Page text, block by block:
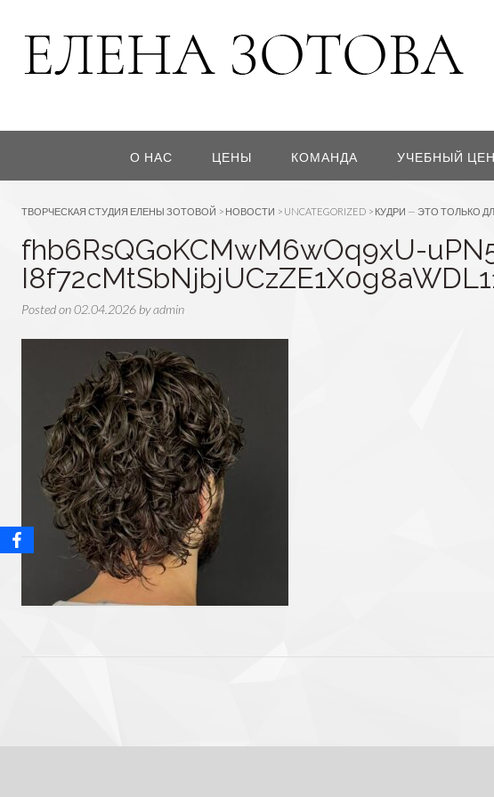
О НАС ЦЕНЫ КОМАНДА УЧЕБНЫЙ
ТВОРЧЕСКАЯ СТУДИЯ ЕЛЕНЫ ЗОТОВОЙ > НОВОСТИ > UNCATEGORIZED > КУДРИ — ЭТО ТОЛЬКО
fhb6RsQGoKCMwM6wOq9xU-
Posted on02.04.2026 byadmin